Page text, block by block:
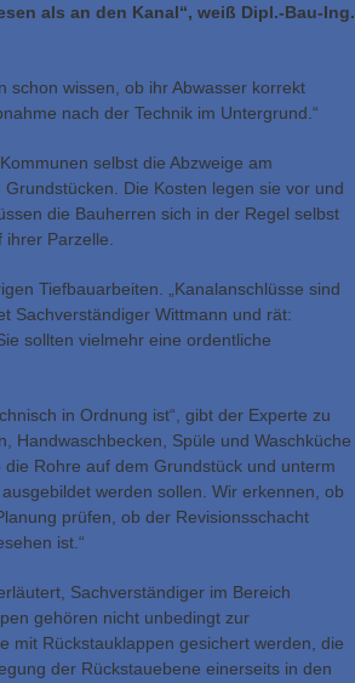
als an den Kanal“, weiß Dipl.-Bau-Ing.
schon wissen, ob ihr Abwasser korrekt
nach der Technik im Untergrund.“
selbst die Abzweige am
Die Kosten legen sie vor und
die Bauherren sich in der Regel selbst
Parzelle.
Tiefbauarbeiten. „Kanalanschlüsse sind
Sachverständiger Wittmann und rät:
sollten vielmehr eine ordentliche
in Ordnung ist“, gibt der Experte zu
Handwaschbecken, Spüle und Waschküche
Rohre auf dem Grundstück und unterm
werden sollen. Wir erkennen, ob
prüfen, ob der Revisionsschacht
ist.“
Sachverständiger im Bereich
gehören nicht unbedingt zur
mit Rückstauklappen gesichert werden, die
der Rückstauebene einerseits in den